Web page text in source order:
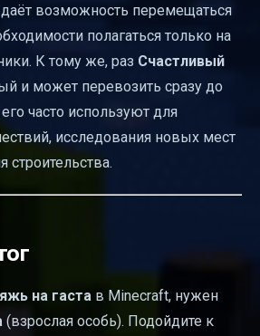
возможность перемещаться
полагаться только на
К тому же, раз Счастливый
и может перевозить сразу до
его часто используют для
исследования новых мест
на гаста в Minecraft, нужен
(взрослая особь). Подойдите к